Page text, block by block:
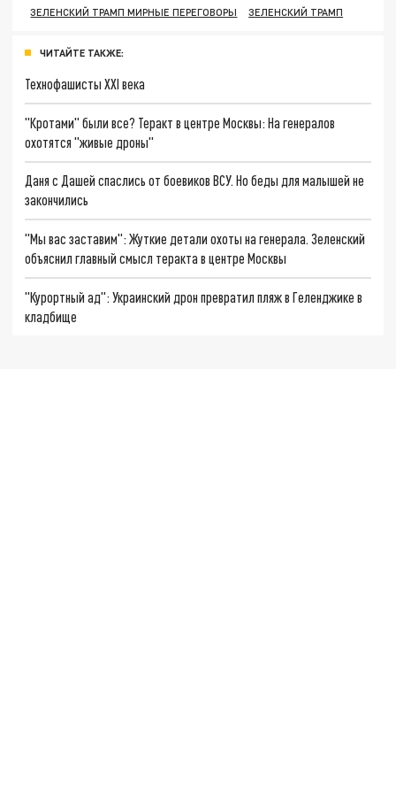
ЗЕЛЕНСКИЙ ТРАМП МИРНЫЕ ПЕРЕГОВОРЫ
ЗЕЛЕНСКИЙ ТРАМП
ЧИТАЙТЕ ТАКЖЕ:
Технофашисты XXI века
"Кротами" были все? Теракт в центре Москвы: На генералов
охотятся "живые дроны"
Даня с Дашей спаслись от боевиков ВСУ. Но беды для малышей не
закончились
"Мы вас заставим": Жуткие детали охоты на генерала. Зеленский
объяснил главный смысл теракта в центре Москвы
"Курортный ад": Украинский дрон превратил пляж в Геленджике в
кладбище